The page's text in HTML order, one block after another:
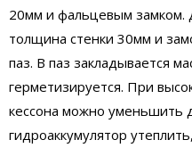
20мм и фальцевым замком.
толщина стенки 30мм и
паз. В паз закладывается
герметизируется. При
кессона можно уменьшить
гидроаккумулятор